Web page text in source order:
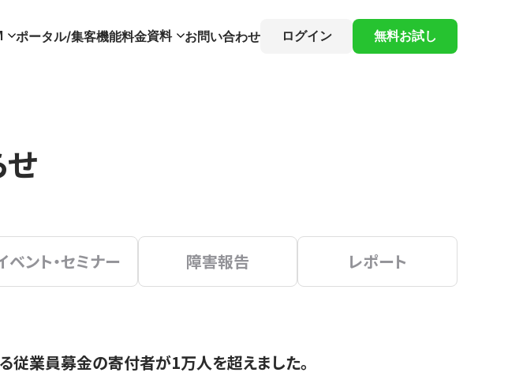
ポータル/集客機能料金資料 お問い合わせ ログイン 無料お試し
ベント・セミナー 障害報告 レポート
従業員募金の寄付者が1万人を超えました。